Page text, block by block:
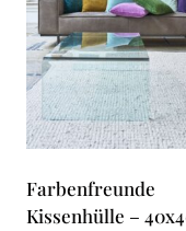
Die
Optionen
können
auf
der
Produktseite
gewählt
werden
Farbenfreunde
Kissenhülle –